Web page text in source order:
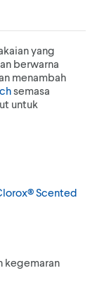
yang
berwarna
menambah
semasa
untuk
Scented
kegemaran